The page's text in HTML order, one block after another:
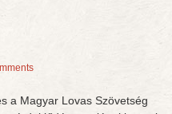
a Magyar Lovas Szövetség